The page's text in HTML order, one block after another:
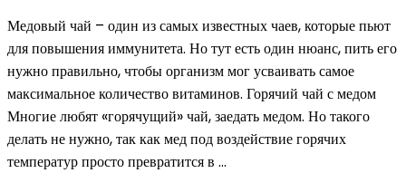
Медовый чай – один из самых известных чаев, которые пьют
для повышения иммунитета. Но тут есть один нюанс, пить его
нужно правильно, чтобы организм мог усваивать самое
максимальное количество витаминов. Горячий чай с медом
Многие любят «горячущий» чай, заедать медом. Но такого
делать не нужно, так как мед под воздействие горячих
температур просто превратится в …